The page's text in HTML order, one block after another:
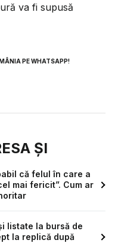
va fi supusă
PE WHATSAPP!
ȘI
că felul în care a
mai fericit”. Cum ar
listate la bursă de
la replică după